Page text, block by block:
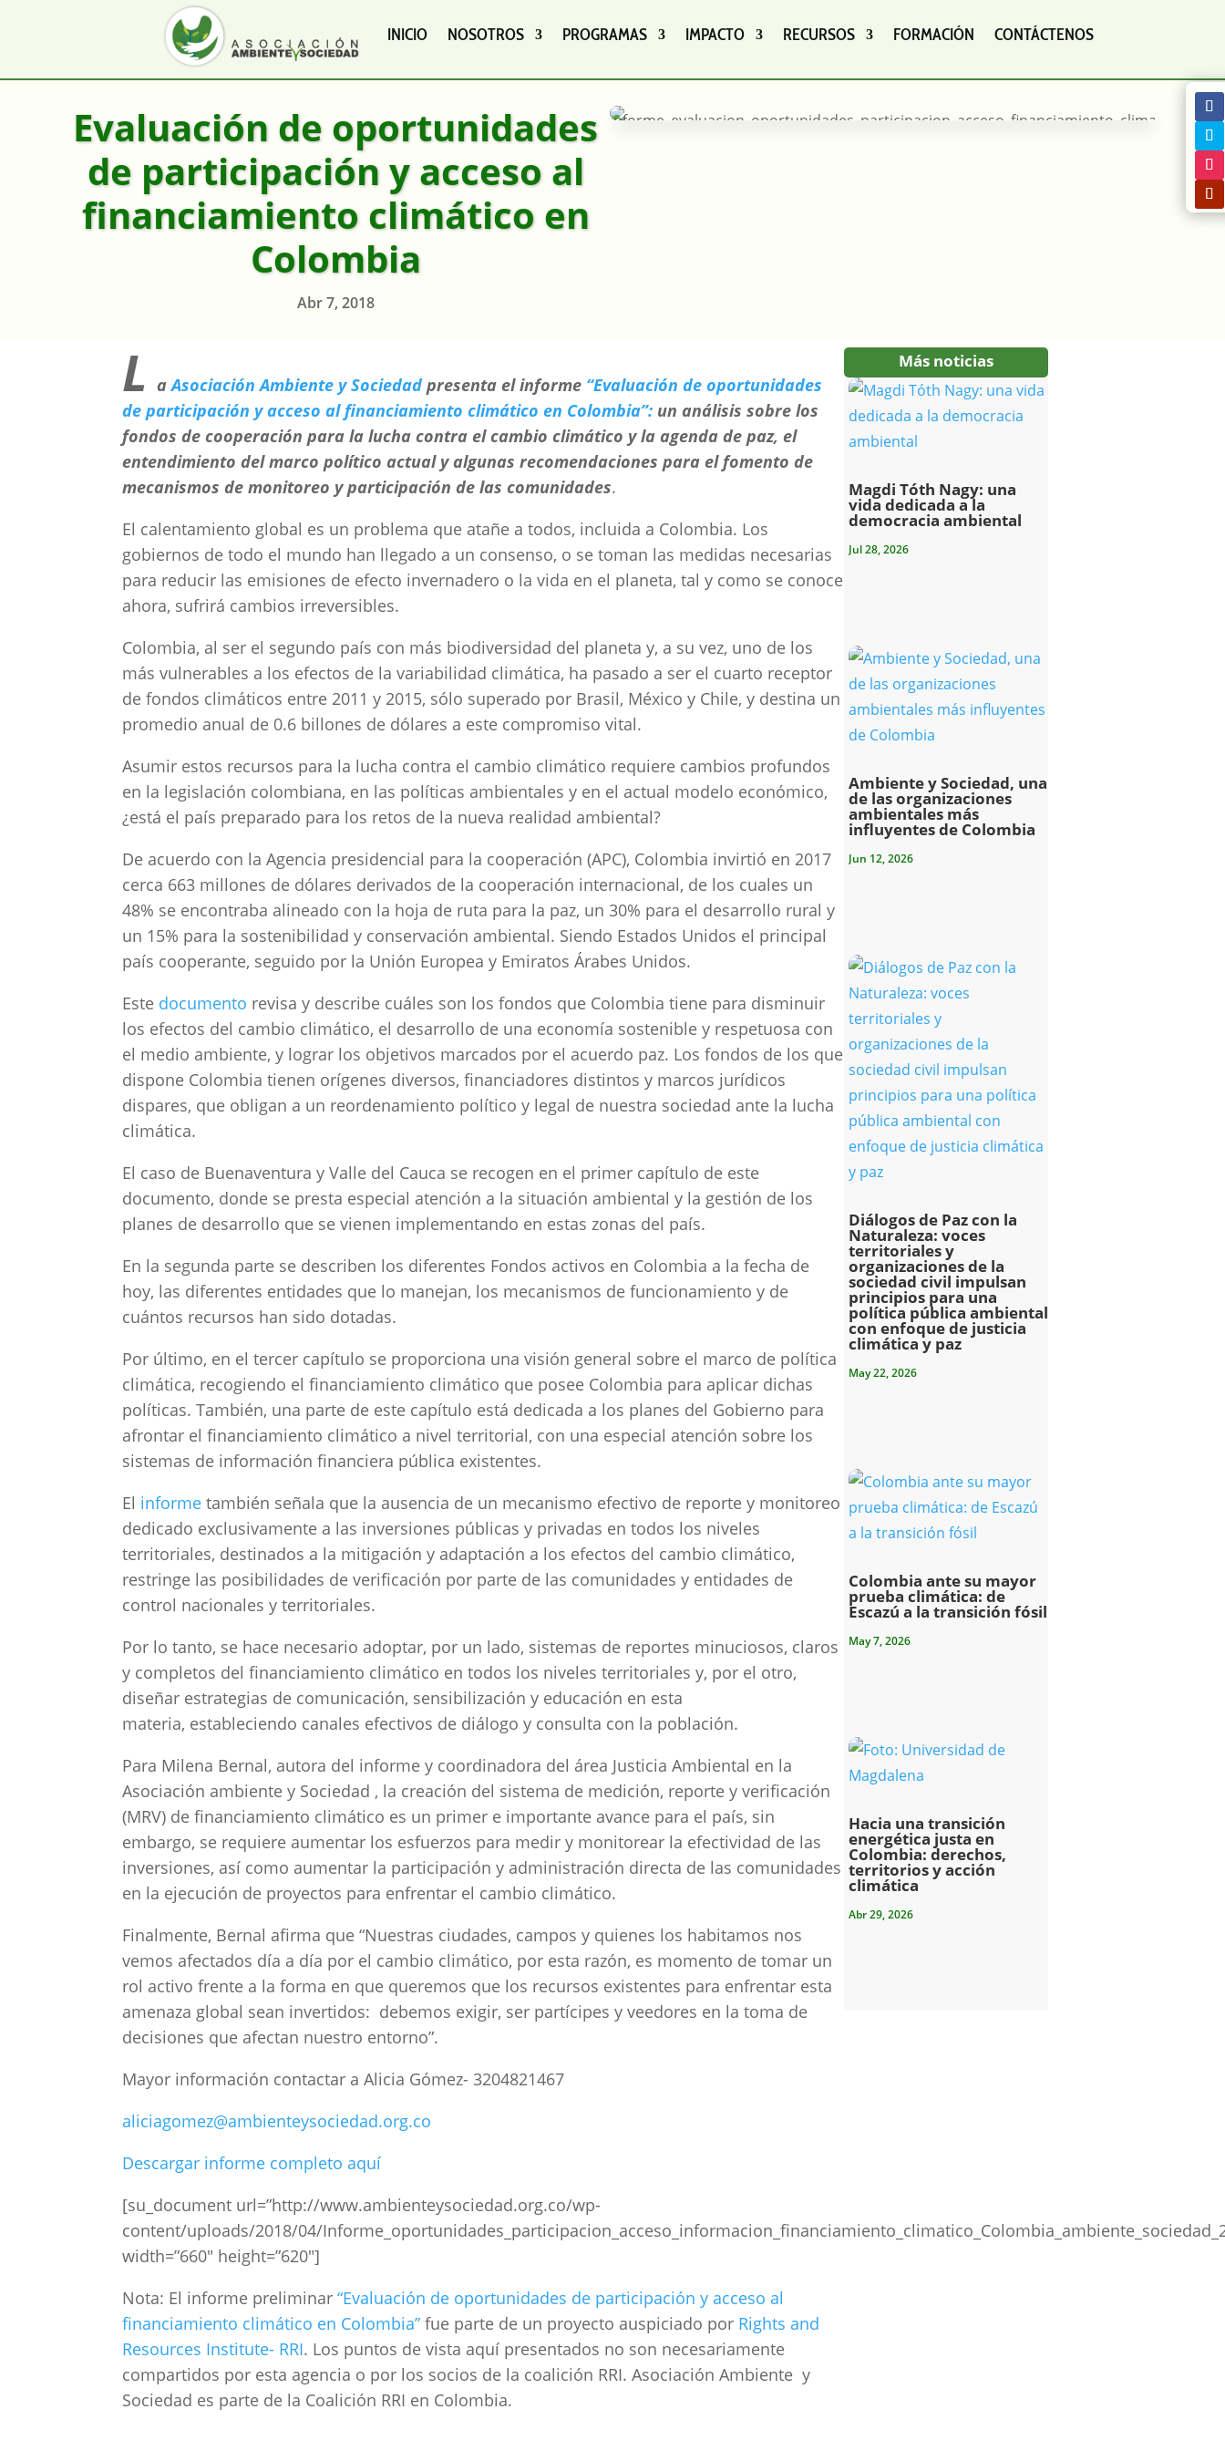
INICIO NOSOTROS PROGRAMAS IMPACTO RECURSOS FORMACIÓN CONTÁCTENOS
Evaluación de oportunidades
de participación y acceso al
financiamiento climático en
Colombia
Abr 7, 2018
L aAsociación Ambiente y Sociedadpresenta el informe “Evaluación de oportunidades
de participación y acceso al financiamiento climático en Colombia”: un análisis sobre los
fondos de cooperación para la lucha contra el cambio climático y la agenda de paz, el
entendimiento del marco político actual y algunas recomendaciones para el fomento de
mecanismos de monitoreo y participación de las comunidades.
El calentamiento global es un problema que atañe a todos, incluida a Colombia. Los
gobiernos de todo el mundo han llegado a un consenso, o se toman las medidas necesarias
para reducir las emisiones de efecto invernadero o la vida en el planeta, tal y como se conoce
ahora, sufrirá cambios irreversibles.
Colombia, al ser el segundo país con más biodiversidad del planeta y, a su vez, uno de los
más vulnerables a los efectos de la variabilidad climática, ha pasado a ser el cuarto receptor
de fondos climáticos entre 2011 y 2015, sólo superado por Brasil, México y Chile, y destina un
promedio anual de 0.6 billones de dólares a este compromiso vital.
Asumir estos recursos para la lucha contra el cambio climático requiere cambios profundos
en la legislación colombiana, en las políticas ambientales y en el actual modelo económico,
¿está el país preparado para los retos de la nueva realidad ambiental?
De acuerdo con la Agencia presidencial para la cooperación (APC), Colombia invirtió en 2017
cerca 663 millones de dólares derivados de la cooperación internacional, de los cuales un
48% se encontraba alineado con la hoja de ruta para la paz, un 30% para el desarrollo rural y
un 15% para la sostenibilidad y conservación ambiental. Siendo Estados Unidos el principal
país cooperante, seguido por la Unión Europea y Emiratos Árabes Unidos.
Este documento revisa y describe cuáles son los fondos que Colombia tiene para disminuir
los efectos del cambio climático, el desarrollo de una economía sostenible y respetuosa con
el medio ambiente, y lograr los objetivos marcados por el acuerdo paz. Los fondos de los que
dispone Colombia tienen orígenes diversos, financiadores distintos y marcos jurídicos
dispares, que obligan a un reordenamiento político y legal de nuestra sociedad ante la lucha
climática.
El caso de Buenaventura y Valle del Cauca se recogen en el primer capítulo de este
documento, donde se presta especial atención a la situación ambiental y la gestión de los
planes de desarrollo que se vienen implementando en estas zonas del país.
En la segunda parte se describen los diferentes Fondos activos en Colombia a la fecha de
hoy, las diferentes entidades que lo manejan, los mecanismos de funcionamiento y de
cuántos recursos han sido dotadas.
Por último, en el tercer capítulo se proporciona una visión general sobre el marco de política
climática, recogiendo el financiamiento climático que posee Colombia para aplicar dichas
políticas. También, una parte de este capítulo está dedicada a los planes del Gobierno para
afrontar el financiamiento climático a nivel territorial, con una especial atención sobre los
sistemas de información financiera pública existentes.
El informe también señala que la ausencia de un mecanismo efectivo de reporte y monitoreo
dedicado exclusivamente a las inversiones públicas y privadas en todos los niveles
territoriales, destinados a la mitigación y adaptación a los efectos del cambio climático,
restringe las posibilidades de verificación por parte de las comunidades y entidades de
control nacionales y territoriales.
Por lo tanto, se hace necesario adoptar, por un lado, sistemas de reportes minuciosos, claros
y completos del financiamiento climático en todos los niveles territoriales y, por el otro,
diseñar estrategias de comunicación, sensibilización y educación en esta
materia, estableciendo canales efectivos de diálogo y consulta con la población.
Para Milena Bernal, autora del informe y coordinadora del área Justicia Ambiental en la
Asociación ambiente y Sociedad , la creación del sistema de medición, reporte y verificación
(MRV) de financiamiento climático es un primer e importante avance para el país, sin
embargo, se requiere aumentar los esfuerzos para medir y monitorear la efectividad de las
inversiones, así como aumentar la participación y administración directa de las comunidades
en la ejecución de proyectos para enfrentar el cambio climático.
Finalmente, Bernal afirma que “Nuestras ciudades, campos y quienes los habitamos nos
vemos afectados día a día por el cambio climático, por esta razón, es momento de tomar un
rol activo frente a la forma en que queremos que los recursos existentes para enfrentar esta
amenaza global sean invertidos: debemos exigir, ser partícipes y veedores en la toma de
decisiones que afectan nuestro entorno”.
Mayor información contactar a Alicia Gómez- 3204821467
aliciagomez@ambienteysociedad.org.co
Descargar informe completo aquí
[su_document url=”http://www.ambienteysociedad.org.co/wp-
content/uploads/2018/04/
width=”660″ height=”620″]
Nota: El informe preliminar“Evaluación de oportunidades de participación y acceso al
financiamiento climático en Colombia” fue parte de un proyecto auspiciado por Rights and
Resources Institute- RRI. Los puntos de vista aquí presentados no son necesariamente
compartidos por esta agencia o por los socios de la coalición RRI. Asociación Ambiente y
Sociedad es parte de la Coalición RRI en Colombia.
Más noticias
Magdi Tóth Nagy: una
vida dedicada a la
democracia ambiental
Jul 28, 2026
Ambiente y Sociedad, una
de las organizaciones
ambientales más
influyentes de Colombia
Jun 12, 2026
Diálogos de Paz con la
Naturaleza: voces
territoriales y
organizaciones de la
sociedad civil impulsan
principios para una
política pública ambiental
con enfoque de justicia
climática y paz
May 22, 2026
Colombia ante su mayor
prueba climática: de
Escazú a la transición fósil
May 7, 2026
Hacia una transición
energética justa en
Colombia: derechos,
territorios y acción
climática
Abr 29, 2026